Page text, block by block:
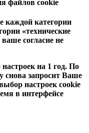
файлов cookie
каждой категории
«технические
согласие не
на 1 год. По
снова запросит Ваше
настроек cookie
в интерфейсе